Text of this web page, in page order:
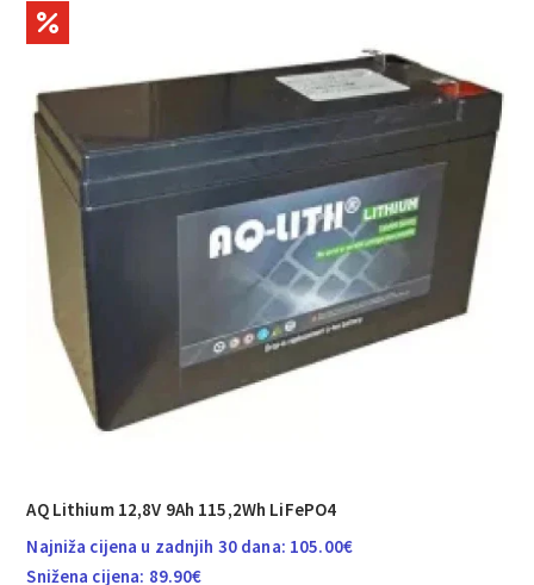
AQ Lithium 12,8V 9Ah 115,2Wh LiFePO4
Najniža cijena u zadnjih 30 dana: 105.00€
Snižena cijena: 89.90€